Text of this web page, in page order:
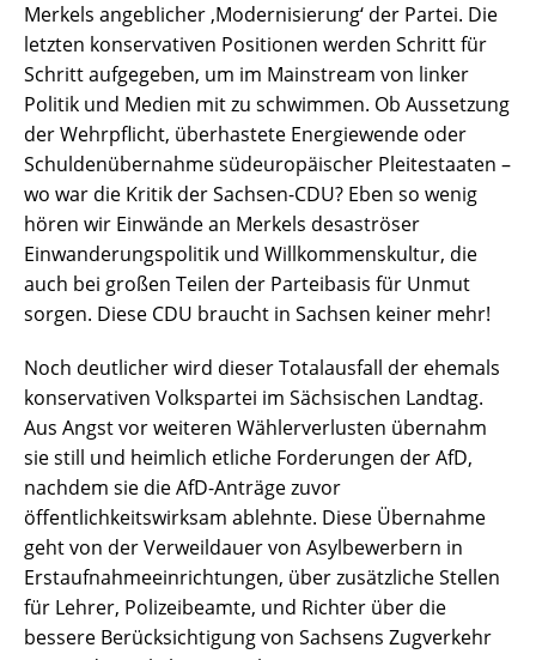
Merkels angeblicher ‚Modernisierung‘ der Partei. Die
letzten konservativen Positionen werden Schritt für
Schritt aufgegeben, um im Mainstream von linker
Politik und Medien mit zu schwimmen. Ob Aussetzung
der Wehrpflicht, überhastete Energiewende oder
Schuldenübernahme südeuropäischer Pleitestaaten –
wo war die Kritik der Sachsen-CDU? Eben so wenig
hören wir Einwände an Merkels desaströser
Einwanderungspolitik und Willkommenskultur, die
auch bei großen Teilen der Parteibasis für Unmut
sorgen. Diese CDU braucht in Sachsen keiner mehr!
Noch deutlicher wird dieser Totalausfall der ehemals
konservativen Volkspartei im Sächsischen Landtag.
Aus Angst vor weiteren Wählerverlusten übernahm
sie still und heimlich etliche Forderungen der AfD,
nachdem sie die AfD-Anträge zuvor
öffentlichkeitswirksam ablehnte. Diese Übernahme
geht von der Verweildauer von Asylbewerbern in
Erstaufnahmeeinrichtungen, über zusätzliche Stellen
für Lehrer, Polizeibeamte, und Richter über die
bessere Berücksichtigung von Sachsens Zugverkehr